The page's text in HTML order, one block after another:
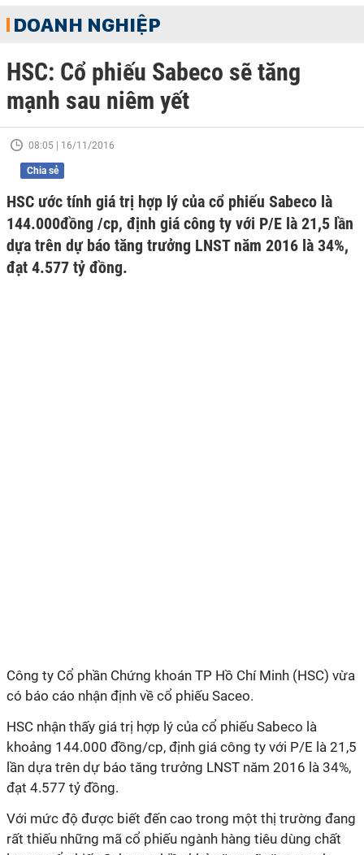
DOANH NGHIỆP
HSC: Cổ phiếu Sabeco sẽ tăng
mạnh sau niêm yết
08:05 | 16/11/2016
Chia sẻ
HSC ước tính giá trị hợp lý của cổ phiếu Sabeco là
144.000đồng /cp, định giá công ty với P/E là 21,5 lần
dựa trên dự báo tăng trưởng LNST năm 2016 là 34%,
đạt 4.577 tỷ đồng.
Công ty Cổ phần Chứng khoán TP Hồ Chí Minh (HSC) vừa
có báo cáo nhận định về cổ phiếu Saceo.
HSC nhận thấy giá trị hợp lý của cổ phiếu Sabeco là
khoảng 144.000 đồng/cp, định giá công ty với P/E là 21,5
lần dựa trên dự báo tăng trưởng LNST năm 2016 là 34%,
đạt 4.577 tỷ đồng.
Với mức độ được biết đến cao trong một thị trường đang
rất thiếu những mã cổ phiếu ngành hàng tiêu dùng chất